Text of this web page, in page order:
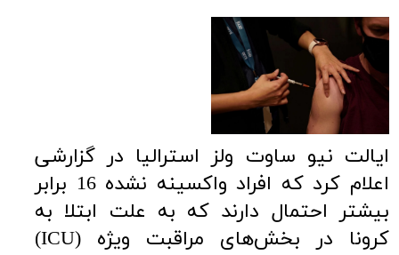
ایالت نیو ساوت ولز استرالیا در گزارشی
اعلام کرد که افراد واکسینه نشده 16 برابر
بیشتر احتمال دارند که به علت ابتلا به
کرونا در بخش‌های مراقبت ویژه (ICU)